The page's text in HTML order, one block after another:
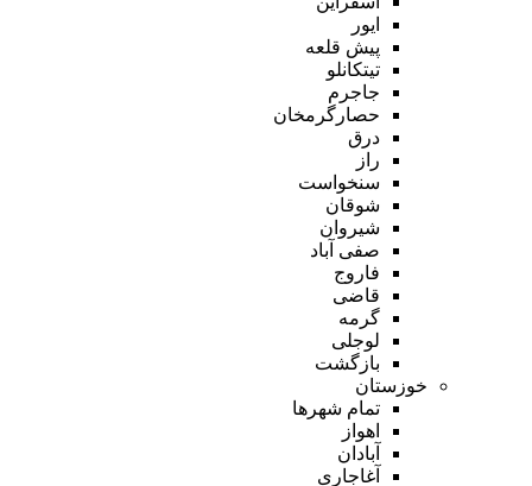
ایور
پیش قلعه
تیتکانلو
جاجرم
حصارگرمخان
درق
راز
سنخواست
شوقان
شیروان
صفی آباد
فاروج
قاضی
گرمه
لوجلی
بازگشت
خوزستان
تمام شهر‌ها
اهواز
آبادان
آغاجاری